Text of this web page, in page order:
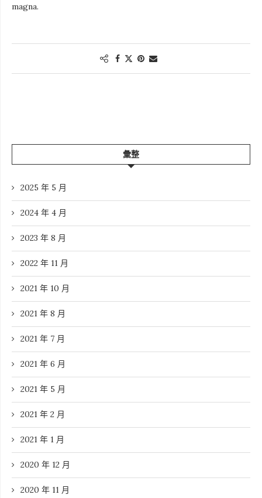
magna.
彙整
2025 年 5 月
2024 年 4 月
2023 年 8 月
2022 年 11 月
2021 年 10 月
2021 年 8 月
2021 年 7 月
2021 年 6 月
2021 年 5 月
2021 年 2 月
2021 年 1 月
2020 年 12 月
2020 年 11 月